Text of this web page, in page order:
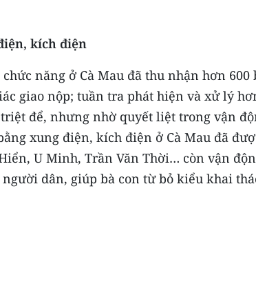
kích điện
năng ở Cà Mau đã thu nhận hơn 600
giao nộp; tuần tra phát hiện và xử lý
để, nhưng nhờ quyết liệt trong vận
xung điện, kích điện ở Cà Mau đã
U Minh, Trần Văn Thời… còn vận
dân, giúp bà con từ bỏ kiểu khai